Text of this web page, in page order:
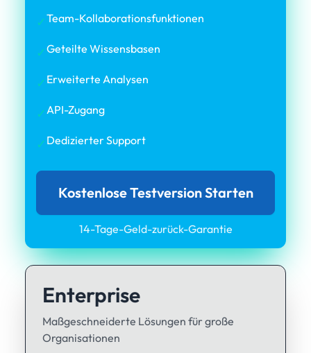
✓Team-Kollaborationsfunktionen
✓Geteilte Wissensbasen
✓ Erweiterte Analysen
✓API-Zugang
✓ Dedizierter Support
Kostenlose Testversion Starten
14-Tage-Geld-zurück-Garantie
Enterprise
Maßgeschneiderte Lösungen für große
Organisationen